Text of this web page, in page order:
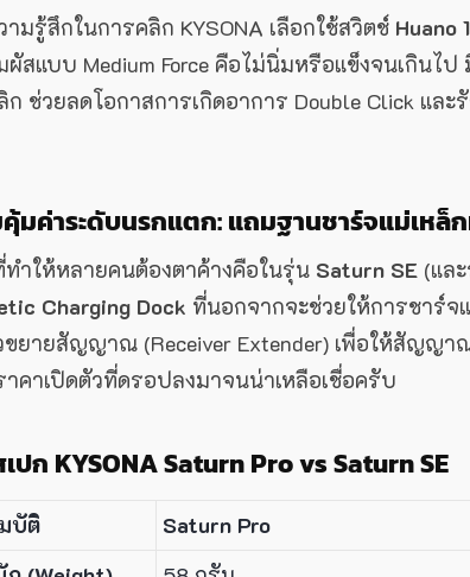
ามรู้สึกในการคลิก KYSONA เลือกใช้สวิตช์ Huano
ผัสแบบ Medium Force คือไม่นิ่มหรือแข็งจนเกินไ
ก ช่วยลดโอกาสการเกิดอาการ Double Click แล
มค่าระดับนรกแตก: แถมฐานชาร์จแม่เหล็ก
ทำให้หลายคนต้องตาค้างคือในรุ่น Saturn SE (แล
Charging Dock ที่นอกจากจะช่วยให้การชาร์จ
ขยายสัญญาณ (Receiver Extender) เพื่อให้สัญญา
าคาเปิดตัวที่ดรอปลงมาจนน่าเหลือเชื่อครับ
ปก KYSONA Saturn Pro vs Saturn SE
บัติ Saturn Pro